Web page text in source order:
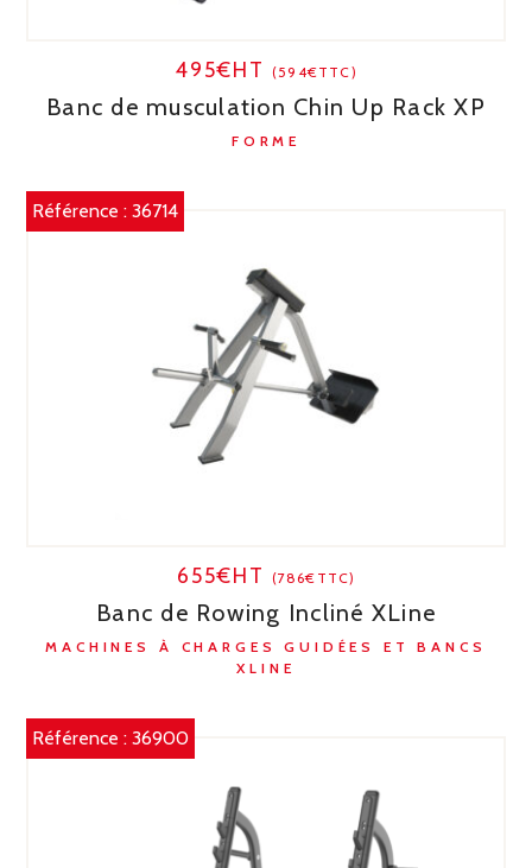
495€HT(594€TTC)
Banc de musculation Chin Up Rack XP
FORME
Référence :36714
655€HT (786€TTC)
Banc de Rowing Incliné XLine
MACHINES À CHARGES GUIDÉES ET BANCS
XLINE
Référence :36900